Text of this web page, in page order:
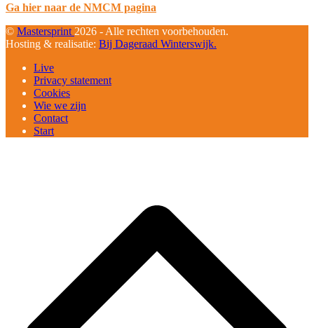
Ga hier naar de NMCM pagina
© Mastersprint 2026 - Alle rechten voorbehouden.
Hosting & realisatie: Bij Dageraad Winterswijk.
Live
Privacy statement
Cookies
Wie we zijn
Contact
Start